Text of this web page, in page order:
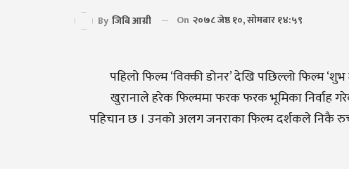
By जिबि आग्री On २०७८ जेष्ठ १०, सोमबार १४:५९
पहिलो फिल्म ‘विक्की डोनर’ देखि पछिल्लो फिल्म
खुरानाले हरेक फिल्ममा फरक फरक भूमिका निर्वाह
पहिचान छ । उनको अलग जनराका फिल्म दर्शकले निकै